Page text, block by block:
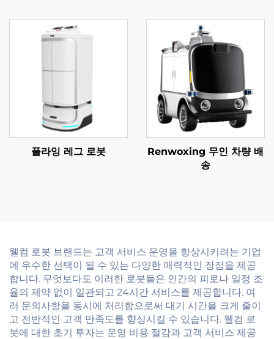
플라잉 레그 로봇
Renwoxing 무인 차량 배
송
웰컴 로봇 브랜드는 고객 서비스 운영을 향상시키려는 기업
에 우수한 선택이 될 수 있는 다양한 매력적인 장점을 제공
합니다. 무엇보다도 이러한 로봇들은 인간의 피로나 일정 조
율의 제약 없이 일관되고 24시간 서비스를 제공합니다. 여
러 문의사항을 동시에 처리함으로써 대기 시간을 크게 줄이
고 전반적인 고객 만족도를 향상시킬 수 있습니다. 웰컴 로
봇에 대한 초기 투자는 운영 비용 절감과 고객 서비스 제공